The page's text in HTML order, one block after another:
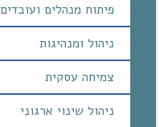
פיתוח מנהלים ועובדים
ניהול ומנהיגות
צמיחה עסקית
ניהול שינוי ארגוני